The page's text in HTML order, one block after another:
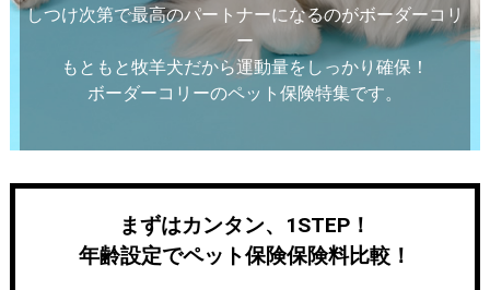
しつけ次第で最高のパートナーになるのがボーダーコリ
ー
もともと牧羊犬だから運動量をしっかり確保！
ボーダーコリーのペット保険特集です。
まずはカンタン、1STEP！
年齢設定でペット保険保険料比較！